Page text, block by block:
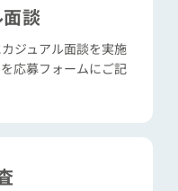
談
ジュアル面談を実施
応募フォームにご記